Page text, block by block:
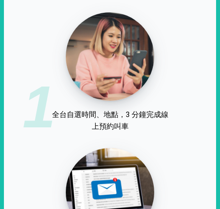
1全台自選時間、地點，3 分鐘完成線
上預約叫車